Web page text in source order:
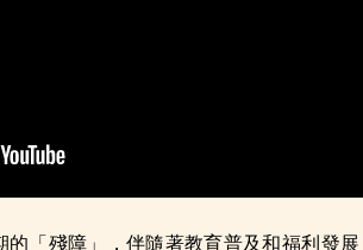
「殘障」，伴隨著教育普及和福利發